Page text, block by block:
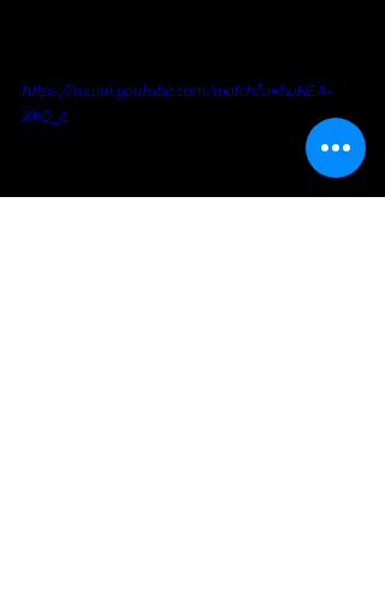
https://www.youtube.com/watch?v=bvNEA-
XkO_c